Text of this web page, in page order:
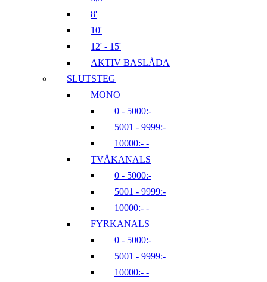
8'
10'
12' - 15'
AKTIV BASLÅDA
SLUTSTEG
MONO
0 - 5000:-
5001 - 9999:-
10000:- -
TVÅKANALS
0 - 5000:-
5001 - 9999:-
10000:- -
FYRKANALS
0 - 5000:-
5001 - 9999:-
10000:- -